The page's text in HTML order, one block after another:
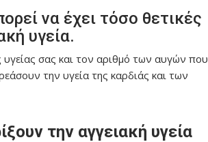
να έχει τόσο θετικές
υγεία.
σας και τον αριθμό των αυγών που
την υγεία της καρδιάς και των
την αγγειακή υγεία